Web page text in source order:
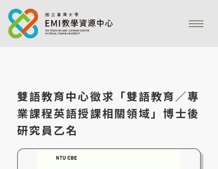
雙語教育中心徵求「雙語教育／專
業課程英語授課相關領域」博士後
研究員乙名